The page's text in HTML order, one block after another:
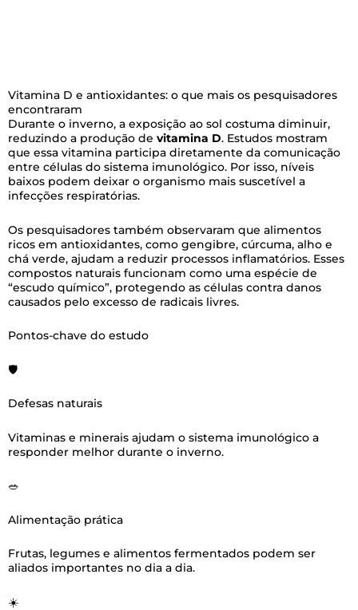
Vitamina D e antioxidantes: o que mais os pesquisadores
encontraram
Durante o inverno, a exposição ao sol costuma diminuir,
reduzindo a produção de vitamina D. Estudos mostram
que essa vitamina participa diretamente da comunicação
entre células do sistema imunológico. Por isso, níveis
baixos podem deixar o organismo mais suscetível a
infecções respiratórias.
Os pesquisadores também observaram que alimentos
ricos em antioxidantes, como gengibre, cúrcuma, alho e
chá verde, ajudam a reduzir processos inflamatórios. Esses
compostos naturais funcionam como uma espécie de
“escudo químico”, protegendo as células contra danos
causados pelo excesso de radicais livres.
Pontos-chave do estudo
🛡️
Defesas naturais
Vitaminas e minerais ajudam o sistema imunológico a
responder melhor durante o inverno.
🥗
Alimentação prática
Frutas, legumes e alimentos fermentados podem ser
aliados importantes no dia a dia.
☀️